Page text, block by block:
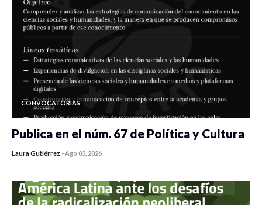
CONVOCATORIAS
Publica en el núm. 67 de Política y Cultura
Laura Gutiérrez -Ago 03, 2026